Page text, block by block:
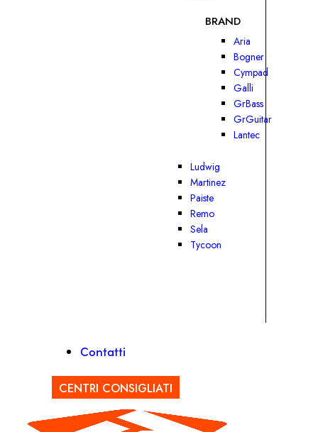
BRAND
Aria
Bogner
Cympad
Galli
GrBass
GrGuitar
Lantec
Ludwig
Martinez
Paiste
Remo
Sela
Tycoon
Contatti
CENTRI CONSIGLIATI